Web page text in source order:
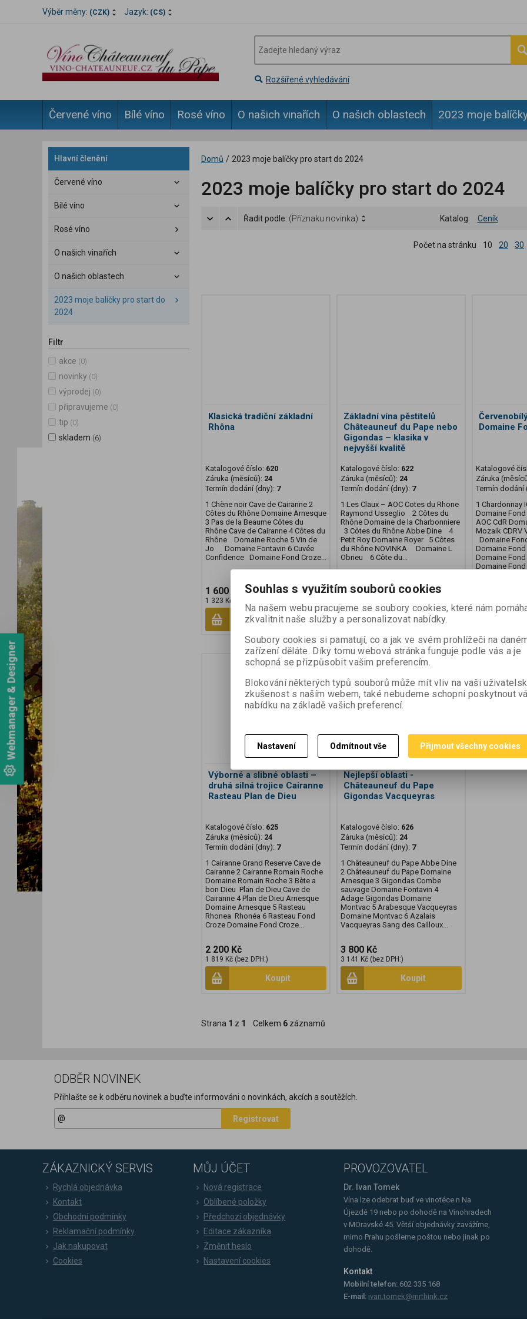
Webmanager & Designer
Výběr měny: (CZK) Jazyk: (CS)
Rozšířené vyhledávání
Červené víno Bílé víno Rosé víno O našich vinařích O našich oblastech 2023 moje
Hlavní členění
Červené víno
Bílé víno
Rosé víno
O našich vinařích
O našich oblastech
2023 moje balíčky pro start do
2024
Filtr
akce (0)
novinky (0)
výprodej (0)
připravujeme (0)
tip (0)
skladem (6)
Domů / 2023 moje balíčky pro start do 2024
2023 moje balíčky pro start do 2024
Řadit podle: (Příznaku novinka) Katalog Ceník
Počet na stránku 10 20 30
Klasická tradiční základní
Rhôna
Katalogové číslo: 620
Záruka (měsíců): 24
Termín dodání (dny): 7
1 Chène noir Cave de Cairanne 2
Côtes du Rhône Domaine Arnesque
3 Pas de la Beaume Côtes du
Rhône Cave de Cairanne 4 Côtes du
Rhône Domaine Roche 5 Vin de
Jo Domaine Fontavin 6 Cuvée
Confidence Domaine Fond Croze...
1 600 Kč
1 323 Kč (bez DPH:)
Koupit
Základní vína pěstitelů
Châteauneuf du Pape nebo
Gigondas – klasika v
nejvyšší kvalitě
Katalogové číslo: 622
Záruka (měsíců): 24
Termín dodání (dny): 7
1 Les Claux – AOC Cotes du Rhone
Raymond Usseglio 2 Côtes du
Rhône Domaine de la Charbonniere
3 Côtes du Rhône Abbe Dine 4
Petit Roy Domaine Royer 5 Côtes
du Rhône NOVINKA Domaine L
Obrieu 6 Côte du...
2 000 Kč
Koupit
Domaine
Katalogové
Záruka
Termín dodání
1 Chardonnay
Domaine
AOC CdR
Mozaik
Domaine
Domaine
Domaine
Domaine
Výborné a slibné oblasti –
druhá silná trojice Cairanne
Rasteau Plan de Dieu
Katalogové číslo: 625
Záruka (měsíců): 24
Termín dodání (dny): 7
1 Cairanne Grand Reserve Cave de
Cairanne 2 Cairanne Romain Roche
Domaine Romain Roche 3 Bète a
bon Dieu Plan de Dieu Cave de
Cairanne 4 Plan de Dieu Arnesque
Domaine Arnesque 5 Rasteau
Rhonea Rhonéa 6 Rasteau Fond
Croze Domaine Fond Croze...
2 200 Kč
1 819 Kč (bez DPH:)
Koupit
Nejlepší oblasti -
Châteauneuf du Pape
Gigondas Vacqueyras
Katalogové číslo: 626
Záruka (měsíců): 24
Termín dodání (dny): 7
1 Châteauneuf du Pape Abbe Dine
2 Châteauneuf du Pape Domaine
Arnesque 3 Gigondas Combe
sauvage Domaine Fontavin 4
Adage Gigondas Domaine
Montvac 5 Arabesque Vacqueyras
Domaine Montvac 6 Azalais
Vacqueyras Sang des Cailloux...
3 800 Kč
3 141 Kč (bez DPH:)
Koupit
Strana 1 z 1 Celkem 6 záznamů
ODBĚR NOVINEK
Přihlašte se k odběru novinek a buďte informováni o novinkách, akcích a soutěžích.
Registrovat
ZÁKAZNICKÝ SERVIS
Rychlá objednávka
Kontakt
Obchodní podmínky
Reklamační podmínky
Jak nakupovat
Cookies
MŮJ ÚČET
Nová registrace
Oblíbené položky
Předchozí objednávky
Editace zákazníka
Změnit heslo
Nastavení cookies
PROVOZOVATEL
Dr. Ivan Tomek
Vína lze odebrat buď ve vinotéce n Na
Újezdě 19 nebo po dohodě na Vinohradech
v MOravské 45. Větší objednávky zavážíme,
mimo Prahu pošleme poštou nebo jinak po
dohodě.
Kontakt
Mobilní telefon: 602 335 168
E-mail: ivan.tomek@mrthink.cz
Souhlas s využitím souborů cookies
Na našem webu pracujeme se soubory cookies, které nám
zkvalitnit naše služby a personalizovat nabídky.
Soubory cookies si pamatují, co a jak ve svém prohlížeči na
zařízení děláte. Díky tomu webová stránka funguje podle vás a je
schopná se přizpůsobit vašim preferencím.
Blokování některých typů souborů může mít vliv na vaši
zkušenost s naším webem, také nebudeme schopni poskytnout
nabídku na základě vašich preferencí.
Nastavení Odmítnout vše Přijmout všechny cookies